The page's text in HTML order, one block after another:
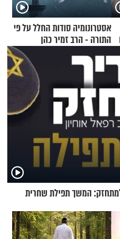
אסטרונומיה סודות החלל על פי
התורה - הרב זמיר כהן
המשך תפילת שחרית